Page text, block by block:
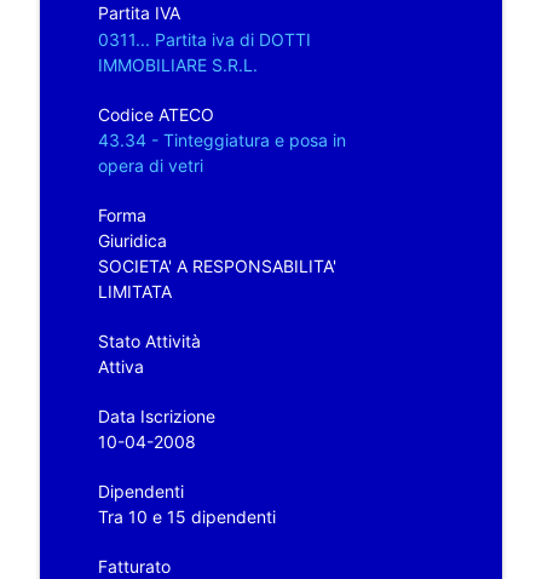
Partita IVA
0311... Partita iva di DOTTI
IMMOBILIARE S.R.L.
Codice ATECO
43.34 - Tinteggiatura e posa in
opera di vetri
Forma
Giuridica
SOCIETA' A RESPONSABILITA'
LIMITATA
Stato Attività
Attiva
Data Iscrizione
10-04-2008
Dipendenti
Tra 10 e 15 dipendenti
Fatturato